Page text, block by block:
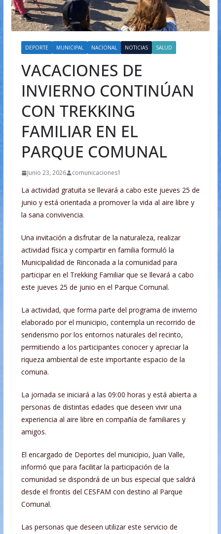
DEPORTE MUNICIPAL NACIONAL NOTICIAS SALUD
VACACIONES DE
INVIERNO CONTINÚAN
CON TREKKING
FAMILIAR EN EL
PARQUE COMUNAL
Junio 23, 2026 comunicaciones1
La actividad gratuita se llevará a cabo este jueves 25 de
junio y está orientada a promover la vida al aire libre y
la sana convivencia.
Una invitación a disfrutar de la naturaleza, realizar
actividad física y compartir en familia formuló la
Municipalidad de Rinconada a la comunidad para
participar en el Trekking Familiar que se llevará a cabo
este jueves 25 de junio en el Parque Comunal.
La actividad, que forma parte del programa de invierno
elaborado por el municipio, contempla un recorrido de
senderismo por los entornos naturales del recinto,
permitiendo a los participantes conocer y apreciar la
riqueza ambiental de este importante espacio de la
comuna.
La jornada se iniciará a las 09:00 horas y está abierta a
personas de distintas edades que deseen vivir una
experiencia al aire libre en compañía de familiares y
amigos.
El encargado de Deportes del municipio, Juan Valle,
informó que para facilitar la participación de la
comunidad se dispondrá de un bus especial que saldrá
desde el frontis del CESFAM con destino al Parque
Comunal.
Las personas que deseen utilizar este servicio de